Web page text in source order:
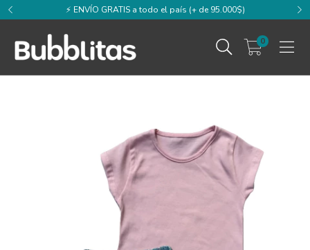
⚡️ ENVÍO GRATIS a todo el país (+ de 95.000$)
0